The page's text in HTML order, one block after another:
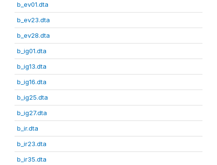
b_ev01.dta
b_ev23.dta
b_ev28.dta
b_ig01.dta
b_ig13.dta
b_ig16.dta
b_ig25.dta
b_ig27.dta
b_ir.dta
b_ir23.dta
b_ir35.dta